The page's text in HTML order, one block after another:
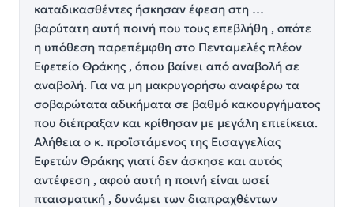
καταδικασθέντες ήσκησαν έφεση στη …
βαρύτατη αυτή ποινή που τους επεβλήθη , οπότε
η υπόθεση παρεπέμφθη στο Πενταμελές πλέον
Εφετείο Θράκης , όπου βαίνει από αναβολή σε
αναβολή. Για να μη μακρυγορήσω αναφέρω τα
σοβαρώτατα αδικήματα σε βαθμό κακουργήματος
που διέπραξαν και κρίθησαν με μεγάλη επιείκεια.
Αλήθεια ο κ. προϊστάμενος της Εισαγγελίας
Εφετών Θράκης γιατί δεν άσκησε και αυτός
αντέφεση , αφού αυτή η ποινή είναι ωσεί
πταισματική , δυνάμει των διαπραχθέντων